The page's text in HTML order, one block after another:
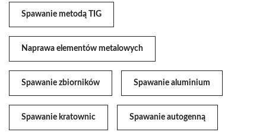
Spawanie metodą TIG
Naprawa elementów metalowych
Spawanie zbiorników Spawanie aluminium
Spawanie kratownic Spawanie autogenną